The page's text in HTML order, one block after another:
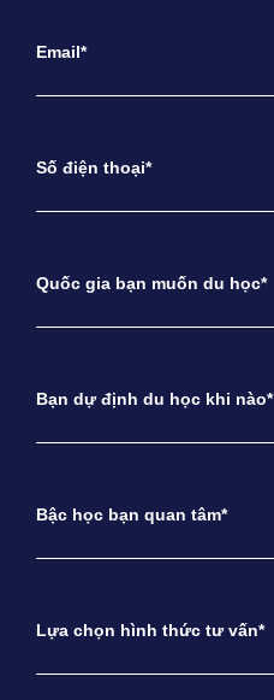
Email*
Số điện thoại*
Quốc gia bạn muốn du học*
Bạn dự định du học khi nào*
Bậc học bạn quan tâm*
Lựa chọn hình thức tư vấn*